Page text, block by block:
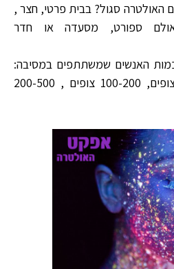
האולטרה סגול? בבית פרטי, חצר ,
ספורט, מסעדה או חדר
האנשים שמשתתפים במסיבה:
0-50 צופים או 50-130 צופים, 100-200 צופים , 200-500